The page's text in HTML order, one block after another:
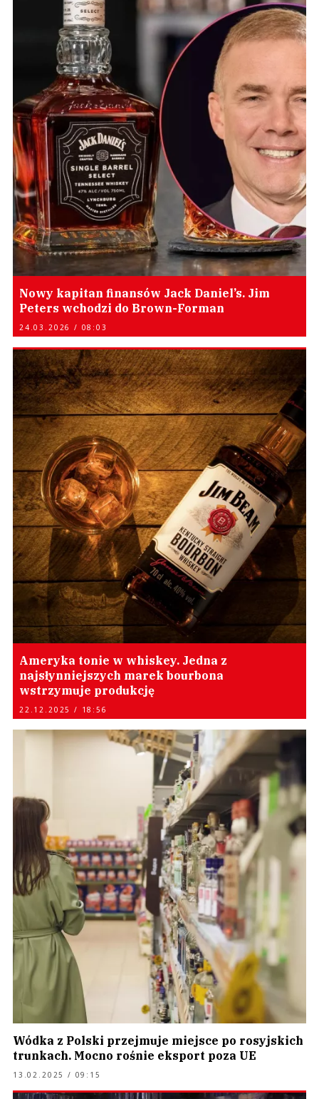
Nowy kapitan finansów Jack Daniel’s. Jim
Peters wchodzi do Brown-Forman
24.03.2026 / 08:03
Ameryka tonie w whiskey. Jedna z
najsłynniejszych marek bourbona
wstrzymuje produkcję
22.12.2025 / 18:56
Wódka z Polski przejmuje miejsce po rosyjskich
trunkach. Mocno rośnie eksport poza UE
13.02.2025 / 09:15